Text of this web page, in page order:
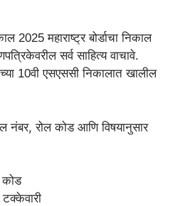
2025 महाराष्ट्र बोर्डाचा निकाल
सर्व साहित्य वाचावे.
10वी एसएससी निकालात खालील
नंबर, रोल कोड आणि विषयानुसार
कोड